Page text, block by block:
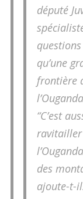
député
qu’une
frontière
“C’est
ravitailler
des
ajoute-t-